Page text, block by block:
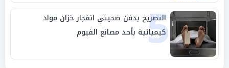
5
التصريح بدفن ضحيتي انفجار خزان مواد
كيميائية بأحد مصانع الفيوم